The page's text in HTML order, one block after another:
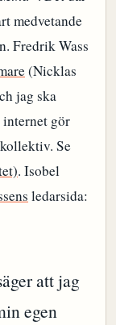
medvetande
Fredrik Wass
(Nicklas
jag ska
gör
Se
. Isobel
ledarsida:
att jag
egen